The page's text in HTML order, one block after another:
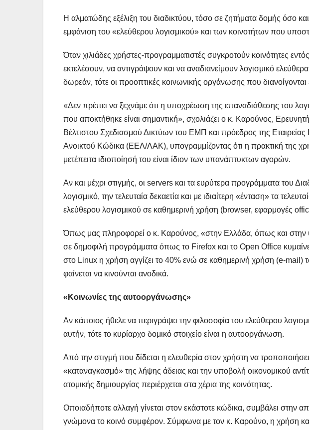
Η αλματώδης εξέλιξη του διαδικτύου, τόσο σε ζητήματα δομής όσο
εμφάνιση του «ελεύθερου λογισμικού» και των κοινοτήτων που
Όταν χιλιάδες χρήστες-προγραμματιστές συγκροτούν κοινότητες
εκτελέσουν, να αντιγράψουν και να αναδιανείμουν λογισμικό
δωρεάν, τότε οι προοπτικές κοινωνικής οργάνωσης που διανοίγονται
«Δεν πρέπει να ξεχνάμε ότι η υποχρέωση της επαναδιάθεσης του
που αποκτήθηκε είναι σημαντική», σχολιάζει ο κ. Καρούνος,
Βέλτιστου Σχεδιασμού Δικτύων του ΕΜΠ και πρόεδρος της
Ανοικτού Κώδικα (ΕΕΛ/ΛΑΚ), υπογραμμίζοντας ότι η πρακτική της
μετέπειτα ιδιοποίησή του είναι ίδιον των υπανάπτυκτων αγορών.
Αν και μέχρι στιγμής, οι servers και τα ευρύτερα προγράμματα του
λογισμικό, την τελευταία δεκαετία και με ιδιαίτερη «ένταση» τα
ελεύθερου λογισμικού σε καθημερινή χρήση (browser, εφαρμογές
Όπως μας πληροφορεί ο κ. Καρούνος, «στην Ελλάδα, όπως και
σε δημοφιλή προγράμματα όπως το Firefox και το Open Office
στο Linux η χρήση αγγίζει το 40% ενώ σε καθημερινή χρήση (e-mail)
φαίνεται να κινούνται ανοδικά.
«Κοινωνίες της αυτοοργάνωσης»
Αν κάποιος ήθελε να περιγράψει την φιλοσοφία του ελεύθερου
αυτήν, τότε το κυρίαρχο δομικό στοιχείο είναι η αυτοοργάνωση.
Από την στιγμή που δίδεται η ελευθερία στον χρήστη να
«καταναγκασμό» της λήψης άδειας και την υποβολή οικονομικού
ατομικής δημιουργίας περιέρχεται στα χέρια της κοινότητας.
Οποιαδήποτε αλλαγή γίνεται στον εκάστοτε κώδικα, συμβάλει στην
γνώμονα το κοινό συμφέρον. Σύμφωνα με τον κ. Καρούνο, η χρήση